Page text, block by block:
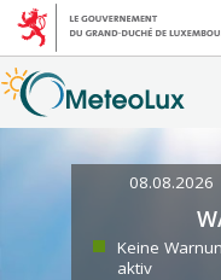
08.08.2026
Keine
aktiv